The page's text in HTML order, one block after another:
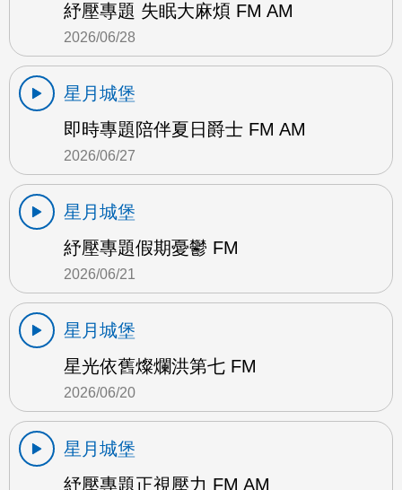
紓壓專題 失眠大麻煩 FM AM
2026/06/28
星月城堡
即時專題陪伴夏日爵士 FM AM
2026/06/27
星月城堡
紓壓專題假期憂鬱 FM
2026/06/21
星月城堡
星光依舊燦爛洪第七 FM
2026/06/20
星月城堡
紓壓專題正視壓力 FM AM